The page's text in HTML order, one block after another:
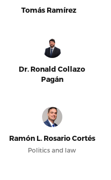
Tomás Ramírez
Dr. Ronald Collazo
Pagán
Ramón L. Rosario Cortés
Politics and law